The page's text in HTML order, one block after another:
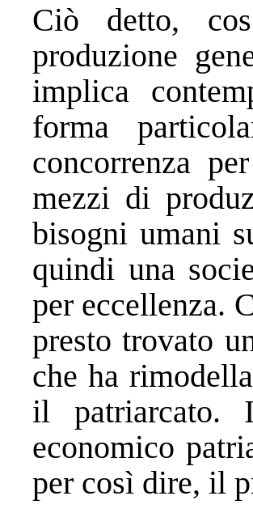
Ciò detto,
produzione
implica
forma
concorrenza
mezzi di
bisogni umani
quindi una
per eccellenza.
presto trovato
che ha
il patriarcato.
economico
per così dire, il